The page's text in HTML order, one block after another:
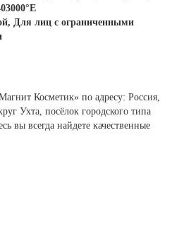
Для лиц с ограниченными
Косметик» по адресу: Россия,
Ухта, посёлок городского типа
вы всегда найдете качественные